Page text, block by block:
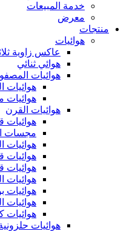
خدمة المبيعات
معرض
منتجات
هوائيات
عاكس زاوية
هوائي ثنائي
هوائيات
هوائيات
هوائيات
هوائيات القرن
هوائيات
مجسات
هوائيات
هوائيات
هوائيات
هوائيات
هوائيات
هوائيات
هوائيات
هوائيات